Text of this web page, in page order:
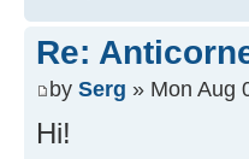
Re:
by Serg » Mon Aug
Hi!